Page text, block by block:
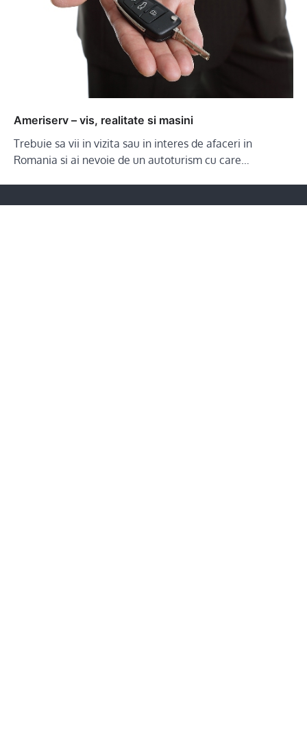
Ameriserv – vis, realitate si masini
Trebuie sa vii in vizita sau in interes de afaceri in
Romania si ai nevoie de un autoturism cu care…